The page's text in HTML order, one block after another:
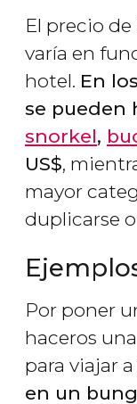
El precio de
varía en
hotel. En
se pueden
snorkel,
US$,
mayor
duplicarse
Por poner
haceros
para viajar
en un